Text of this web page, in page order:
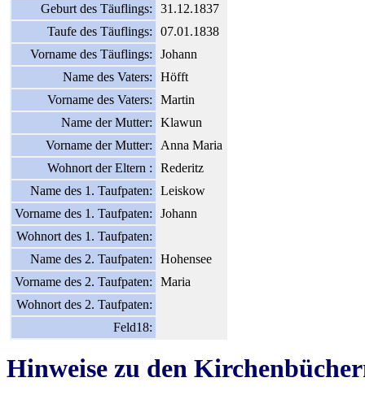
Geburt des Täuflings:
31.12.1837
Taufe des Täuflings:
07.01.1838
Vorname des Täuflings:
Johann
Name des Vaters:
Höfft
Vorname des Vaters:
Martin
Name der Mutter:
Klawun
Vorname der Mutter:
Anna Maria
Wohnort der Eltern :
Rederitz
Name des 1. Taufpaten:
Leiskow
Vorname des 1. Taufpaten:
Johann
Wohnort des 1. Taufpaten:
Name des 2. Taufpaten:
Hohensee
Vorname des 2. Taufpaten:
Maria
Wohnort des 2. Taufpaten:
Feld18:
Hinweise zu den